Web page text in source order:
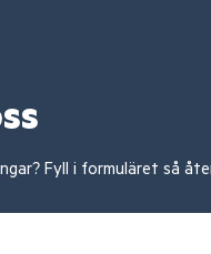
Fyll i formuläret så